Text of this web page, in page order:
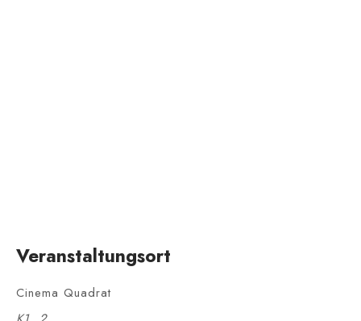
Veranstaltungsort
Cinema Quadrat